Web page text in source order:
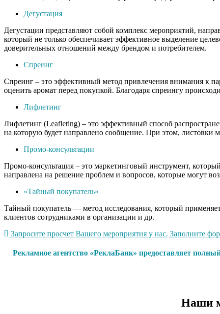
Дегустация
Дегустации представляют собой комплекс мероприятий,
который не только обеспечивает эффективное выделение
доверительных отношений между брендом и потребителем.
Спреинг
Спреинг – это эффективный метод привлечения внимания к
оценить аромат перед покупкой. Благодаря спреингу
Лифлетинг
Лифлетинг (Leafleting) – это эффективный способ
на которую будет направлено сообщение. При этом, листовки
Промо-консультации
Промо-консультация – это маркетинговый инструмент,
направлена на решение проблем и вопросов, которые могут
«Тайный покупатель»
Тайный покупатель — метод исследования, который
клиентов сотрудниками в организации и др.
Запросите просчет Вашего мероприятия у нас. Заполните
Рекламное агентство «РеклаБанк» предоставляет
Наши